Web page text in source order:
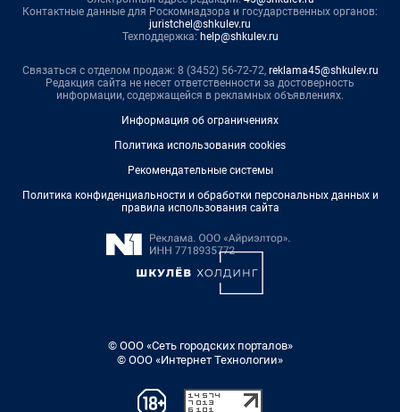
Контактные данные для Роскомнадзора и государственных органов:
juristchel@shkulev.ru
Техподдержка: help@shkulev.ru
Связаться с отделом продаж: 8 (3452) 56-72-72, reklama45@shkulev.ru
Редакция сайта не несет ответственности за достоверность
информации, содержащейся в рекламных объявлениях.
Информация об ограничениях
Политика использования cookies
Рекомендательные системы
Политика конфиденциальности и обработки персональных данных и
правила использования сайта
© ООО «Сеть городских порталов»
© ООО «Интернет Технологии»